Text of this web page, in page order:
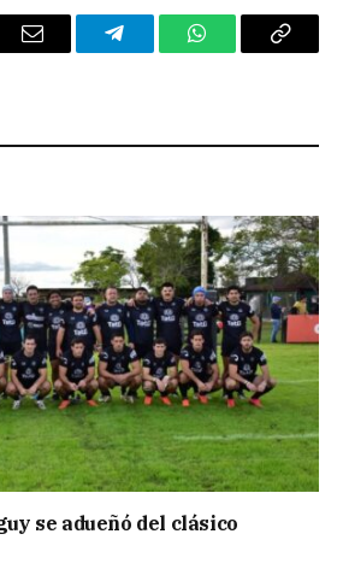
Email TelegramWhatsAppCopy
se adueñó del clásico